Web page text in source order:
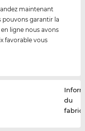
maintenant
pouvons garantir la
ligne nous avons
favorable vous
du